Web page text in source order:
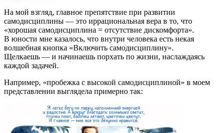
На мой взгляд, главное препятствие при развитии
самодисциплины — это иррациональная вера в то, что
«хорошая самодисциплина = отсутствие дискомфорта».
В юности мне казалось, что внутри человека есть некая
волшебная кнопка «Включить самодисциплину».
Щелкаешь — и начинаешь порхать по жизни, наслаждаясь
каждой задачей.
Например, «пробежка с высокой самодисциплиной» в моем
представлении выглядела примерно так: